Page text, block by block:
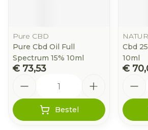
Pure CBD
Pure Cbd Oil Full
Spectrum 15% 10ml
€ 73,53
Bestel
Cbd
10ml
€